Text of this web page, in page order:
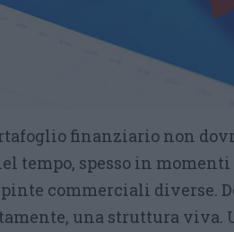
finanziario non
tempo, spesso in
commerciali diverse.
una struttura viva.